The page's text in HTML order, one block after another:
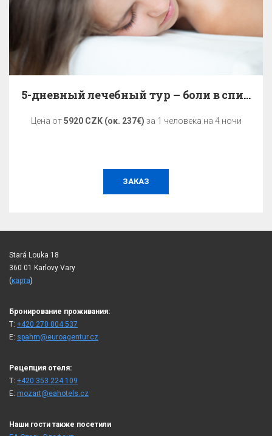
5-дневный лечебный тур – боли в спине
Цена от5920 CZK (ок. 237€) за 1 человека на 4 ночи
ЗАКАЗ
Stará Louka 18
360 01 Karlovy Vary
(карта)
Бронирование проживания:
T: +420 270 004 537
E: spahm@euroagentur.cz
Рецепция отеля:
T: +420 353 224 109
E: mozart@eahotels.cz
Наши гости также посетили